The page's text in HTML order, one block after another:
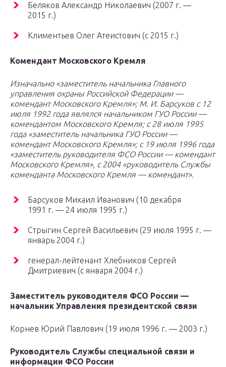
Беляков Александр Николаевич (2007 г. —
2015 г.)
Климентьев Олег Атеистович (с 2015 г.)
Комендант Московского Кремля
Изначально «заместитель начальника Главного
управления охраны Российской Федерации —
комендант Московского Кремля»; М. И. Барсуков с 12
июля 1992 года являлся начальником ГУО России —
комендантом Московского Кремля; с 28 июля 1995
года «заместитель начальника ГУО России —
комендант Московского Кремля»; с 19 июля 1996 года
«заместитель руководителя ФСО России — комендант
Московского Кремля», с 2004 «руководитель Службы
коменданта Московского Кремля — комендант».
Барсуков Михаил Иванович (10 декабря
1991 г. — 24 июля 1995 г.)
Стрыгин Сергей Васильевич (29 июля 1995 г. —
январь 2004 г.)
генерал-лейтенант Хлебников Сергей
Дмитриевич (c января 2004 г.)
Заместитель руководителя ФСО России —
начальник Управления президентской связи
Корнев Юрий Павлович (19 июля 1996 г. — 2003 г.)
Руководитель Службы специальной связи и
информации ФСО России